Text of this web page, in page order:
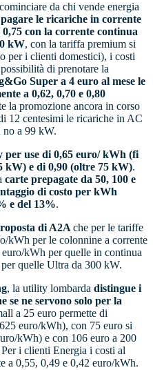
da chi vende energia
le ricariche in corrente
con la corrente continua
kW, con la tariffa premium si
per i clienti domestici), i costi
di prenotare la
Super a 4 euro al mese le
a 0,62, 0,70 e 0,80
la promozione ancora in corso
12 centesimi le ricariche in AC
a 99 kW.
per use di 0,65 euro/ kWh (fi
kW) e di 0,90 (oltre 75 kW).
carte prepagate da 50, 100 e
di costo per kWh
e del 13%.
di A2A che per le tariffe
kWh per le colonnine a corrente
kWh per quelle in continua
quelle Ultra da 300 kW.
, la utility lombarda distingue i
se ne servono solo per la
a 25 euro permette di
euro/kWh), con 75 euro si
kWh) e con 106 euro a 200
i clienti Energia i costi al
a 0,55, 0,49 e 0,42 euro/kWh.